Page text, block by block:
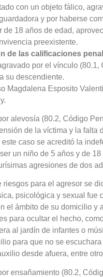
con un objeto fálico,
y por haberse
de 18 años de edad,
preexistente.
de las calificaciones
por el vínculo (80.1,
su descendiente.
Magdalena Esposito
alevosía (80.2, Código
de la víctima y la falta
este caso se acreditó la
un niño de 5 años y de
agresiones de dos
riesgos para el agresor se
psicológica y sexual fue
el ámbito de su domicilio y
para ocultar el hecho,
al jardín de infantes o
para que no se escuchara
desde afuera, entre
ensañamiento (80.2,